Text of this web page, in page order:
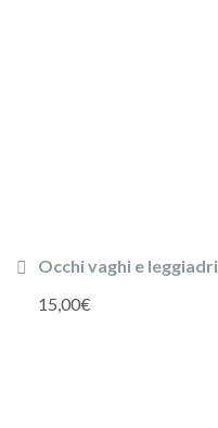
Occhi vaghi e
15,00€